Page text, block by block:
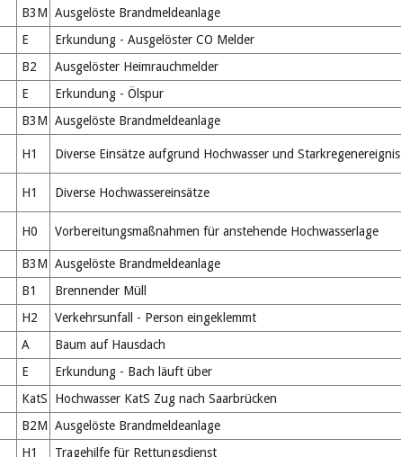
B3M Ausgelöste Brandmeldeanlage
E Erkundung - Ausgelöster CO Melder
B2 Ausgelöster Heimrauchmelder
E Erkundung - Ölspur
B3M Ausgelöste Brandmeldeanlage
H1 Diverse Einsätze aufgrund Hochwasser und Starkregenereignis
H1 Diverse Hochwassereinsätze
H0 Vorbereitungsmaßnahmen für anstehende Hochwasserlage
B3M Ausgelöste Brandmeldeanlage
B1 Brennender Müll
H2 Verkehrsunfall - Person eingeklemmt
A Baum auf Hausdach
E Erkundung - Bach läuft über
KatS Hochwasser KatS Zug nach Saarbrücken
B2M Ausgelöste Brandmeldeanlage
H1 Tragehilfe für Rettungsdienst